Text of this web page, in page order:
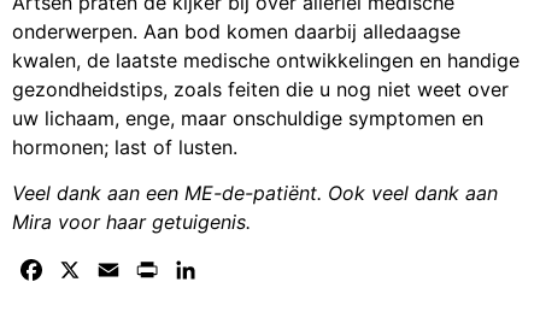
onderwerpen. Aan bod komen daarbij alledaagse
kwalen, de laatste medische ontwikkelingen en handige
gezondheidstips, zoals feiten die u nog niet weet over
uw lichaam, enge, maar onschuldige symptomen en
hormonen; last of lusten.
Veel dank aan een ME-de-patiënt. Ook veel dank aan
Mira voor haar getuigenis.
Facebook Email Print